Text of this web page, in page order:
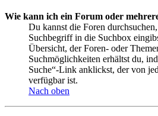
Wie kann ich ein Forum oder
Du kannst die Foren
Suchbegriff in die Suchbox
Übersicht, der Foren- oder
Suchmöglichkeiten erhältst du,
Suche“-Link anklickst, der von
verfügbar ist.
Nach oben